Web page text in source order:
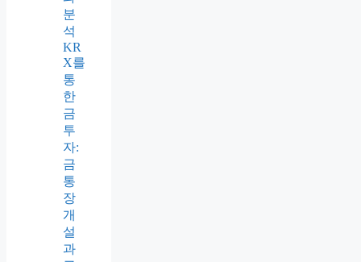
분
석
KR
X를
통
한
금
투
자:
금
통
장
개
설
과